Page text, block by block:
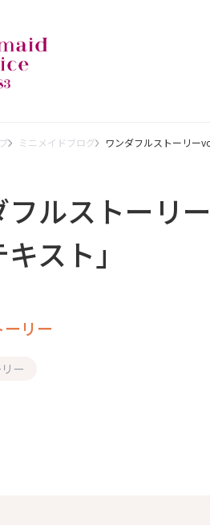
ミニメイドブログ ワンダフルストーリー
フルストーリ
キスト｣
リー
ー